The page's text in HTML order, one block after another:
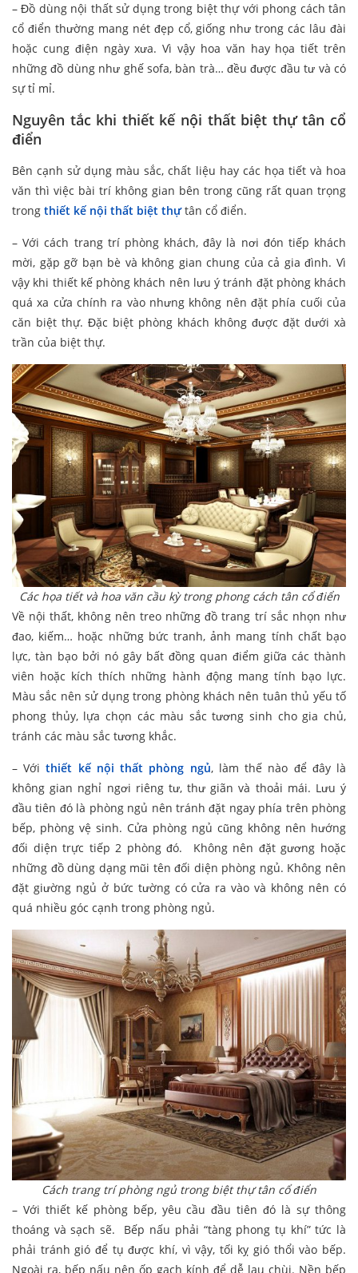
– Đồ dùng nội thất sử dụng trong biệt thự với phong cách tân
cổ điển thường mang nét đẹp cổ, giống như trong các lâu đài
hoặc cung điện ngày xưa. Vì vậy hoa văn hay họa tiết trên
những đồ dùng như ghế sofa, bàn trà… đều được đầu tư và có
sự tỉ mỉ.
Nguyên tắc khi thiết kế nội thất biệt thự tân cổ
điển
Bên cạnh sử dụng màu sắc, chất liệu hay các họa tiết và hoa
văn thì việc bài trí không gian bên trong cũng rất quan trọng
trong thiết kế nội thất biệt thựtân cổ điển.
– Với cách trang trí phòng khách, đây là nơi đón tiếp khách
mời, gặp gỡ bạn bè và không gian chung của cả gia đình. Vì
vậy khi thiết kế phòng khách nên lưu ý tránh đặt phòng khách
quá xa cửa chính ra vào nhưng không nên đặt phía cuối của
căn biệt thự. Đặc biệt phòng khách không được đặt dưới xà
trần của biệt thự.
Các họa tiết và hoa văn cầu kỳ trong phong cách tân cổ điển
Về nội thất, không nên treo những đồ trang trí sắc nhọn như
đao, kiếm… hoặc những bức tranh, ảnh mang tính chất bạo
lực, tàn bạo bởi nó gây bất đồng quan điểm giữa các thành
viên hoặc kích thích những hành động mang tính bạo lực.
Màu sắc nên sử dụng trong phòng khách nên tuân thủ yếu tố
phong thủy, lựa chọn các màu sắc tương sinh cho gia chủ,
tránh các màu sắc tương khắc.
– Vớithiết kế nội thất phòng ngủ, làm thế nào để đây là
không gian nghỉ ngơi riêng tư, thư giãn và thoải mái. Lưu ý
đầu tiên đó là phòng ngủ nên tránh đặt ngay phía trên phòng
bếp, phòng vệ sinh. Cửa phòng ngủ cũng không nên hướng
đối diện trực tiếp 2 phòng đó. Không nên đặt gương hoặc
những đồ dùng dạng mũi tên đối diện phòng ngủ. Không nên
đặt giường ngủ ở bức tường có cửa ra vào và không nên có
quá nhiều góc cạnh trong phòng ngủ.
Cách trang trí phòng ngủ trong biệt thự tân cổ điển
– Với thiết kế phòng bếp, yêu cầu đầu tiên đó là sự thông
thoáng và sạch sẽ. Bếp nấu phải “tàng phong tụ khí” tức là
phải tránh gió để tụ được khí, vì vậy, tối kỵ gió thổi vào bếp.
Ngoài ra, bếp nấu nên ốp gạch kính để dễ lau chùi. Nền bếp